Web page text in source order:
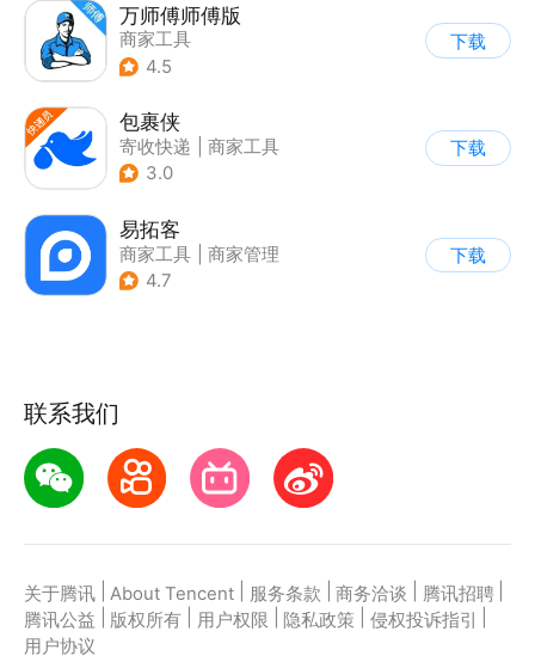
万师傅师傅版
商家工具
4.5
下载
包裹侠
寄收快递
商家工具
3.0
下载
易拓客
商家工具
商家管理
4.7
下载
联系我们
关于腾讯 About Tencent 服务条款 商务洽谈 腾讯招聘
腾讯公益
版权所有 用户权限 隐私政策 侵权投诉指引
用户协议